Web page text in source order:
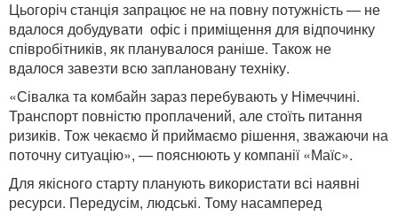
Цьогоріч станція запрацює не на повну потужність — не
вдалося добудувати офіс і приміщення для відпочинку
співробітників, як планувалося раніше. Також не
вдалося завезти всю заплановану техніку.
«Сівалка та комбайн зараз перебувають у Німеччині.
Транспорт повністю проплачений, але стоїть питання
ризиків. Тож чекаємо й приймаємо рішення, зважаючи на
поточну ситуацію», — пояснюють у компанії «Маїс».
Для якісного старту планують використати всі наявні
ресурси. Передусім, людські. Тому насамперед